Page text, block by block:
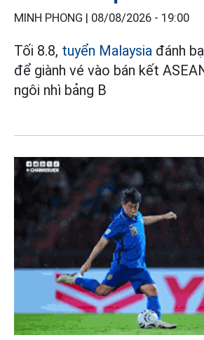
MINH PHONG | 08/08/2026 - 19:00
Tối 8.8, tuyển Malaysia đánh
để giành vé vào bán kết
ngôi nhì bảng B